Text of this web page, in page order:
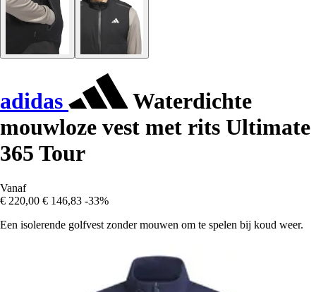
adidas
Waterdichte
mouwloze vest met rits Ultimate
365 Tour
Vanaf
€ 220,00 € 146,83 -33%
Een isolerende golfvest zonder mouwen om te spelen bij koud weer.